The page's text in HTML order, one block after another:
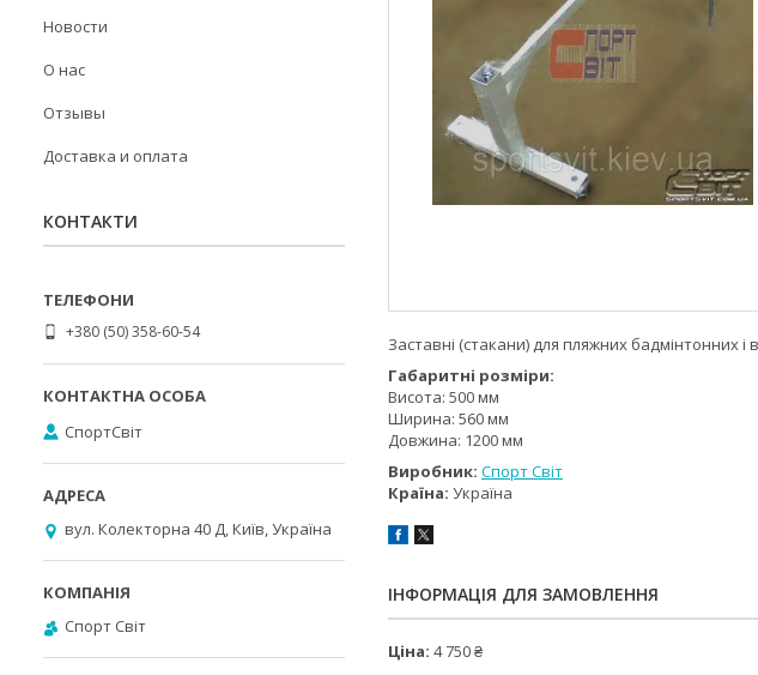
Заставні (стакани) для пляжних бадмінтонних
Габаритні розміри:
Висота: 500 мм
Ширина: 560 мм
Довжина: 1200 мм
Виробник: Спорт Світ
Країна: Україна
ІНФОРМАЦІЯ ДЛЯ ЗАМОВЛЕННЯ
Ціна: 4 750 ₴
Новости
О нас
Отзывы
Доставка и оплата
КОНТАКТИ
+380 (50) 358-60-54
СпортСвіт
вул. Колекторна 40 Д, Київ, Україна
Спорт Світ